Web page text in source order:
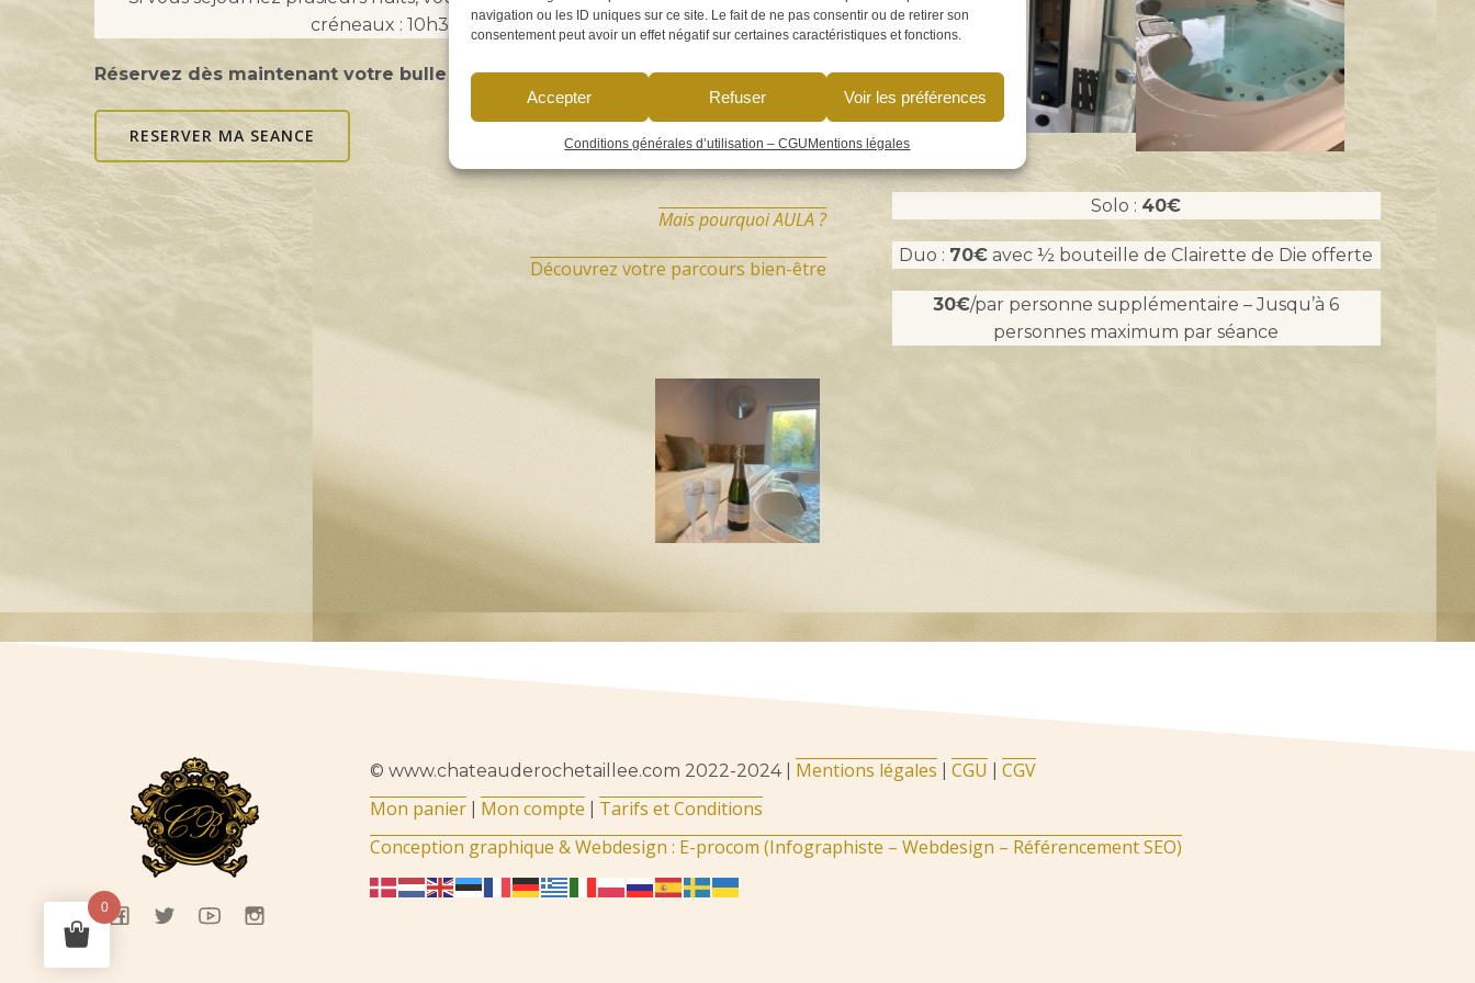
navigation ou les ID uniques sur ce site. Le fait de ne pas consentir ou de retirer son
consentement peut avoir un effet négatif sur certaines caractéristiques et fonctions.
Accepter Refuser Voir les préférences
Conditions générales d’utilisation – CGU Mentions légales
créneaux : 10h30 – 13h00 – 14h30 .
Réservez dès maintenant votre bulle de bien-être !
RESERVER MA SEANCE
Mais pourquoi AULA ?
Découvrez votre parcours bien-être
Solo : 40€
Duo : 70€ avec ½ bouteille de Clairette de Die offerte
30€/par personne supplémentaire – Jusqu’à 6
personnes maximum par séance
© www.chateauderochetaillee.com 2022-2024 | Mentions légales CGU
CGV
Mon panier
Mon compte
Tarifs et Conditions
Conception graphique & Webdesign : E-procom (Infographiste – Webdesign – Référencement SEO)
0